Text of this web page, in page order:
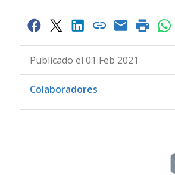
Publicado el 01 Feb 2021
Colaboradores